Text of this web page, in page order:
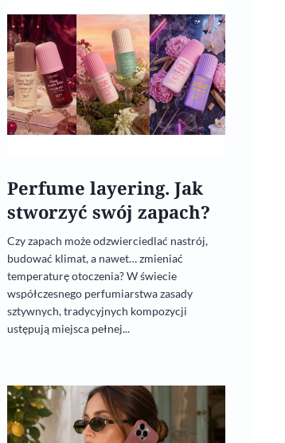
Perfume layering. Jak
stworzyć swój zapach?
Czy zapach może odzwierciedlać nastrój,
budować klimat, a nawet… zmieniać
temperaturę otoczenia? W świecie
współczesnego perfumiarstwa zasady
sztywnych, tradycyjnych kompozycji
ustępują miejsca pełnej...